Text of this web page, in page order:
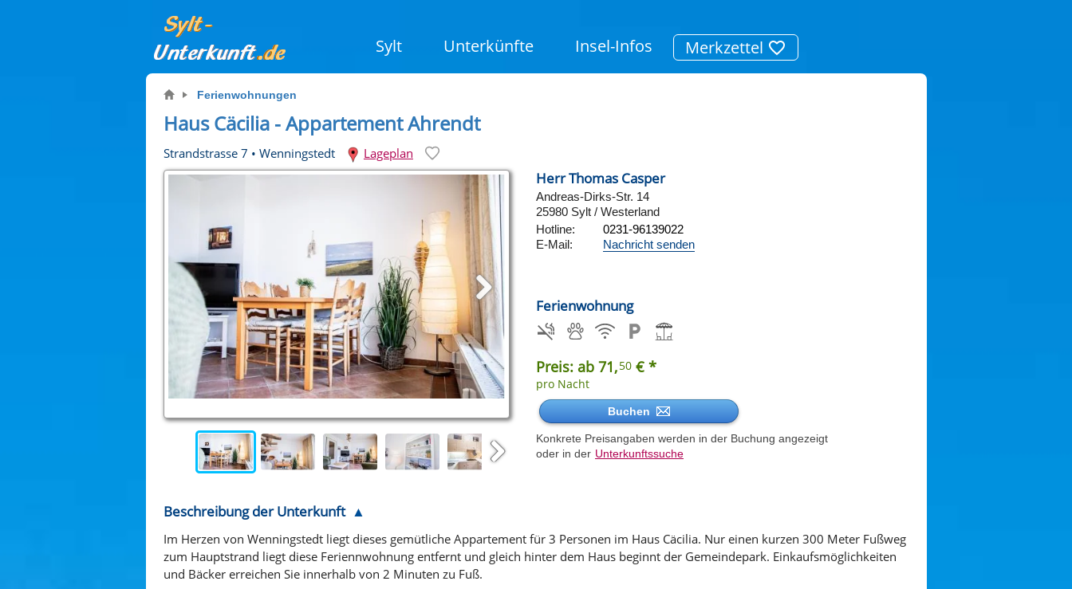
Sylt Unterkünfte Insel-Infos Merkzettel
Ferienwohnungen
Haus Cäcilia - Appartement Ahrendt
Strandstrasse 7 • Wenningstedt Lageplan
Herr Thomas Casper
Andreas-Dirks-Str. 14
25980 Sylt / Westerland
Hotline:
0231-96139022
E-Mail:
Nachricht senden
Ferienwohnung
Preis: ab 71,50€ *
pro Nacht
Buchen
Konkrete Preisangaben werden in der Buchung angezeigt
oder in der Unterkunftssuche
Beschreibung der Unterkunft
Im Herzen von Wenningstedt liegt dieses gemütliche Appartement für 3 Personen im Haus Cäcilia. Nur einen kurzen 300 Meter Fußweg
zum Hauptstrand liegt diese Feriennwohnung entfernt und gleich hinter dem Haus beginnt der Gemeindepark. Einkaufsmöglichkeiten
und Bäcker erreichen Sie innerhalb von 2 Minuten zu Fuß.